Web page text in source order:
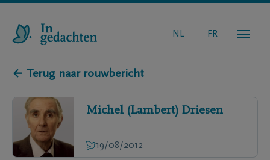
NL FR
← Terug naar rouwbericht
Michel (Lambert) Driesen
19/08/2012